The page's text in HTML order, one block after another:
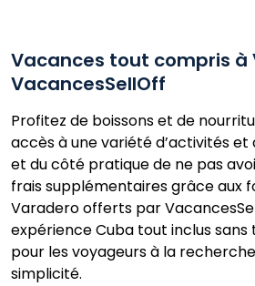
Vacances tout compris à
VacancesSellOff
Profitez de boissons et de
accès à une variété d’activités
et du côté pratique de ne pas
frais supplémentaires grâce aux
Varadero offerts par
expérience Cuba tout inclus
pour les voyageurs à la
simplicité.